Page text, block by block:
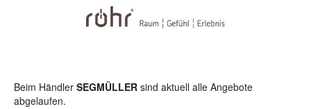
Beim Händler SEGMÜLLER sind aktuell alle Angebote
abgelaufen.